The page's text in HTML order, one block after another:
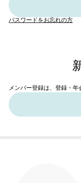
パスワードをお忘れの方
メンバー登録は、登録・年